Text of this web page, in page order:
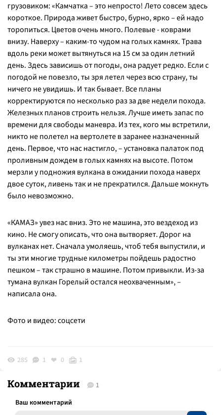
грузовиком: «Камчатка – это непросто! Лето совсем здесь
короткое. Природа живет быстро, бурно, ярко – ей надо
торопиться. Цветов очень много. Полевые - коврами
внизу. Наверху – каким-то чудом на голых камнях. Трава
вдоль реки может вытянуться на 15 см за один летний
день. Здесь зависишь от погоды, она радует редко. Если с
погодой не повезло, ты зря летел через всю страну, ты
ничего не увидишь. И так бывает. Все планы
корректируются по несколько раз за две недели похода.
Железных планов строить нельзя. Лучше иметь запас по
времени для свободы маневра. Из тех, кого мы встретили,
никто не полетел на вертолете в заранее назначенный
день. Первое, что нас настигло, – установка палаток под
проливным дождем в голых камнях на высоте. Потом
мерзли у подножия вулкана в ожидании похода наверх
двое суток, ливень так и не прекратился. Дальше мокнуть
было невозможно.
«КАМАЗ» увез нас вниз. Это не машина, это вездеход из
кино. Не смогу описать, что она вытворяет. Дорог на
вулканах нет. Сначала умоляешь, чтоб тебя выпустили, и
ты эти многие трудные километры пойдешь радостно
пешком – так страшно в машине. Потом привыкли. Из-за
тумана вулкан Горелый остался неохваченным», –
написала она.
Фото и видео: соцсети
285 1 0 1
Комментарии 1